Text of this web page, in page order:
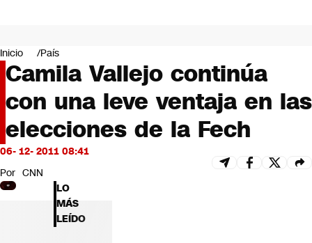
Negocios
Deportes
Programas completos
Cultura
Servicios
Bits
CNN tiempo
Futuro 360
Opinión
Inicio País
Camila Vallejo continúa
con una leve ventaja en las
elecciones de la Fech
06- 12- 2011 08:41
Por CNN
LO
MÁS
LEÍDO